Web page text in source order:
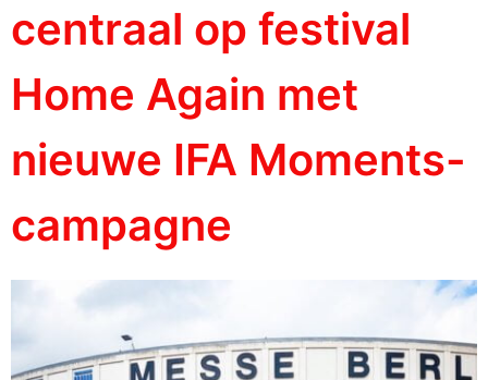
centraal op festival
Home Again met
nieuwe IFA Moments-
campagne